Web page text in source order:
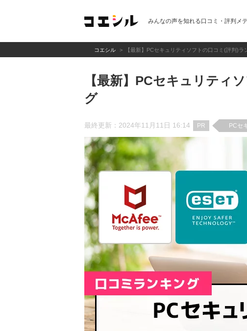
みんなの声を知れる口コミ・評判メ
コエシル 【最新】PCセキュリティソフトの口コミ(評判)ラ
【最新】PCセキュリティ
グ
最終更新：2024年11月11日 16:14 PR PCセ